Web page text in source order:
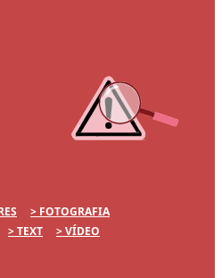
FOTOGRAFIA
TEXT
VÍDEO